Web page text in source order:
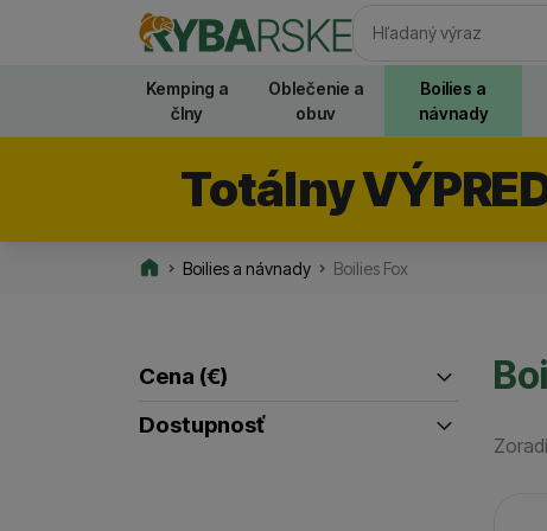
Vyhľadávanie
Kemping a
člny
Oblečenie a
obuv
Boilies a
návnady
Totálny
Boilies a návnady Boilies Fox
Filtrovať produkty
Cena (€)
Dostupnosť